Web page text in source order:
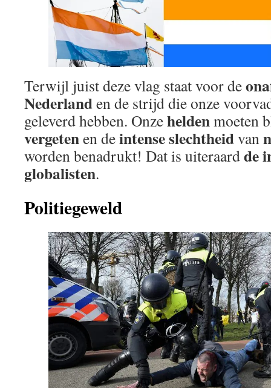
Terwijl juist deze vlag staat voor de
Nederlanden de strijd die onze
geleverd hebben. Onzeheldenmoeten
vergetenen deintense slechtheidvan
worden benadrukt! Dat is uiteraardde
globalisten.
Politiegeweld